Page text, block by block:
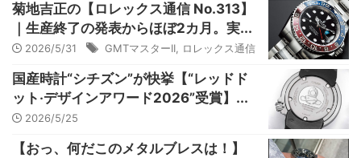
菊地吉正の【ロレックス通信 No.313】
｜生産終了の発表からほぼ2カ月。実...
2026/5/31 GMTマスターII ロレックス通信
国産時計“シチズン”が快挙【“レッドド
ット‧デザインアワード2026”受賞】...
2026/5/25
【おっ、何だこのメタルブレスは！】